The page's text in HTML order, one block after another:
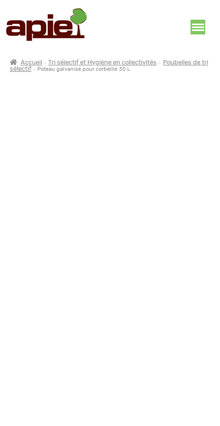
Accueil Tri sélectif et Hygiène en collectivités
Poubelles de tri
sélectif
Poteau galvanisé pour corbeille 30 L